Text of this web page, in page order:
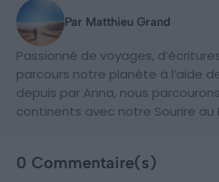
Par Matthieu Grand
Passionné de voyages,
parcours notre planète à l’aide
depuis par Anna, nous
continents avec notre Sourire au
0 Commentaire(s)